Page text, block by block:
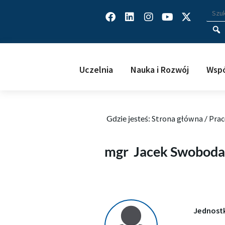
Facebook
LinkedinInstagram
Youtube
X-
twitter
Uczelnia Nauka i Rozwój
Gdzie jesteś: Strona główna /
Jacek Swoboda
mgr Jacek Swoboda